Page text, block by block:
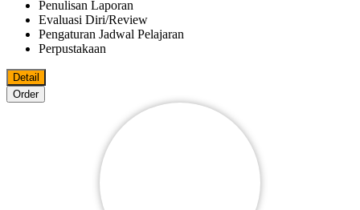
Penulisan Laporan
Evaluasi Diri/review
Pengaturan Jadwal Pelajaran
Perpustakaan
Detail
Order